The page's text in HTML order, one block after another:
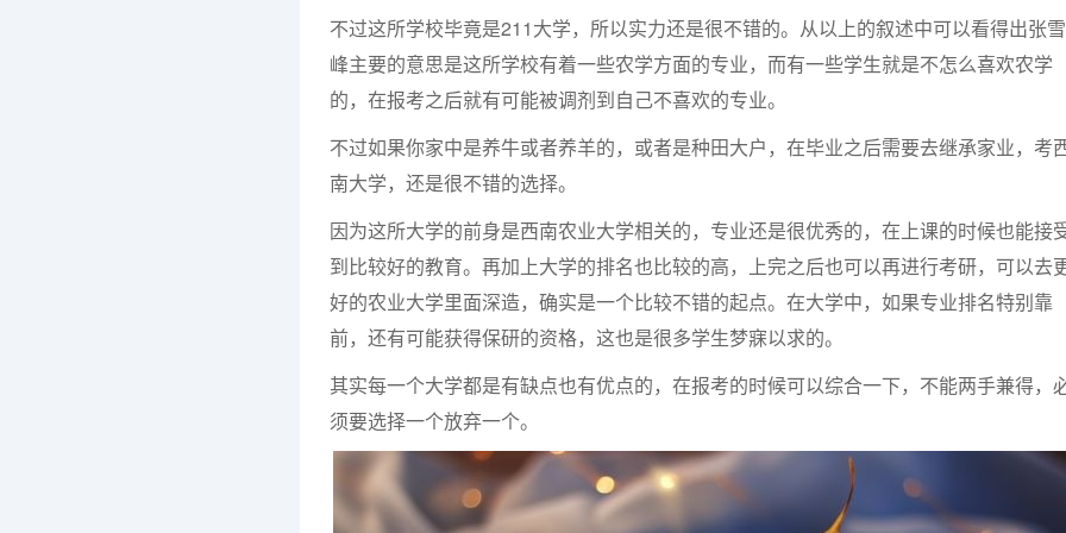
不过这所学校毕竟是211大学，所以实力还是很不错的。从以上的叙述中可以看得出张雪
峰主要的意思是这所学校有着一些农学方面的专业，而有一些学生就是不怎么喜欢农学
的，在报考之后就有可能被调剂到自己不喜欢的专业。
不过如果你家中是养牛或者养羊的，或者是种田大户，在毕业之后需要去继承家业，考
南大学，还是很不错的选择。
因为这所大学的前身是西南农业大学相关的，专业还是很优秀的，在上课的时候也能接
到比较好的教育。再加上大学的排名也比较的高，上完之后也可以再进行考研，可以去
好的农业大学里面深造，确实是一个比较不错的起点。在大学中，如果专业排名特别靠
前，还有可能获得保研的资格，这也是很多学生梦寐以求的。
其实每一个大学都是有缺点也有优点的，在报考的时候可以综合一下，不能两手兼得，
须要选择一个放弃一个。